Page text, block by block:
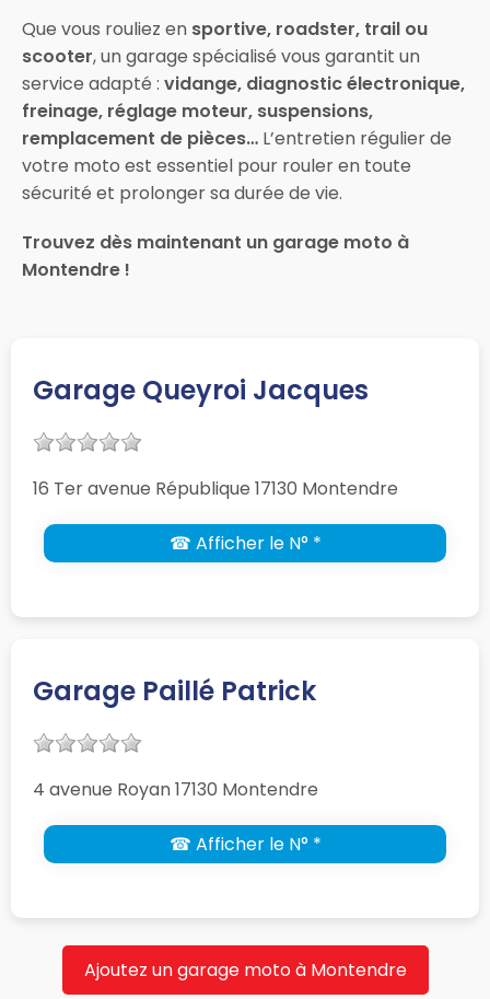
Que vous rouliez en sportive, roadster, trail ou
scooter, un garage spécialisé vous garantit un
service adapté : vidange, diagnostic électronique,
freinage, réglage moteur, suspensions,
remplacement de pièces… L’entretien régulier de
votre moto est essentiel pour rouler en toute
sécurité et prolonger sa durée de vie.
Trouvez dès maintenant un garage moto à
Montendre !
Garage Queyroi Jacques
16 Ter avenue République 17130 Montendre
☎ Afficher le N° *
Garage Paillé Patrick
4 avenue Royan 17130 Montendre
☎ Afficher le N° *
Ajoutez un garage moto à Montendre